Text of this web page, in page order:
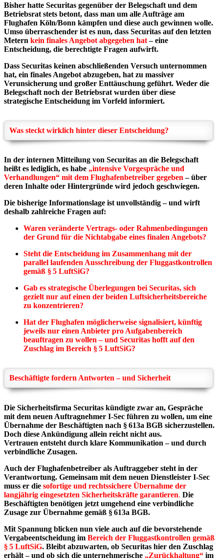
Bisher hatte Securitas gegenüber der Belegschaft und dem
Betriebsrat stets betont, dass man um alle Aufträge am
Flughafen Köln/Bonn kämpfen und diese auch gewinnen wolle.
Umso überraschender ist es nun, dass Securitas auf den letzten
Metern kein finales Angebot abgegeben hat – eine
Entscheidung, die berechtigte Fragen aufwirft.
Dass Securitas keinen abschließenden Versuch unternommen
hat, ein finales Angebot abzugeben, hat zu massiver
Verunsicherung und großer Enttäuschung geführt. Weder die
Belegschaft noch der Betriebsrat wurden über diese
strategische Entscheidung im Vorfeld informiert.
Was steckt wirklich hinter dieser Entscheidung?
In der internen Mitteilung von Securitas an die Belegschaft
heißt es lediglich, es habe „intensive Vorgespräche und
Verhandlungen“ mit dem Flughafenbetreiber gegeben – über
deren Inhalte oder Hintergründe wird jedoch geschwiegen.
Die bisherige Informationslage ist unvollständig – und wirft
deshalb zahlreiche Fragen auf:
Waren veränderte Vertrags- oder Rahmenbedingungen
der Grund für die Nichtabgabe eines finalen Angebots?
Steht die Entscheidung im Zusammenhang mit der
parallel laufenden Ausschreibung der Fluggastkontrollen
gemäß § 5 LuftSiG?
Gab es strategische Überlegungen bei Securitas, sich
gezielt nur auf einen der beiden Luftsicherheitsbereiche
zu konzentrieren?
Hat der Flughafen möglicherweise signalisiert, künftig
jeweils nur einen Anbieter pro Aufgabenbereich
beauftragen zu wollen – und Securitas hofft auf den
Zuschlag im Bereich § 5 LuftSiG?
Beschäftigte fordern Antworten – und Sicherheit
Die Sicherheitsfirma Securitas kündigte zwar an, Gespräche
mit dem neuen Auftragnehmer I-Sec führen zu wollen, um eine
Übernahme der Beschäftigten nach § 613a BGB sicherzustellen.
Doch diese Ankündigung allein reicht nicht aus.
Vertrauen entsteht durch klare Kommunikation – und durch
verbindliche Zusagen.
Auch der Flughafenbetreiber als Auftraggeber steht in der
Verantwortung. Gemeinsam mit dem neuen Dienstleister I-Sec
muss er die sofortige und rechtssichere Übernahme der
langjährig eingesetzten Sicherheitskräfte garantieren. Die
Beschäftigten benötigen jetzt umgehend eine verbindliche
Zusage zur Übernahme gemäß § 613a BGB.
Mit Spannung blicken nun viele auch auf die bevorstehende
Vergabeentscheidung im Bereich der Fluggastkontrollen gemäß
§ 5 LuftSiG. Bleibt abzuwarten, ob Securitas hier den Zuschlag
erhält – und ob sich die unternehmerische „Zurückhaltung“ im